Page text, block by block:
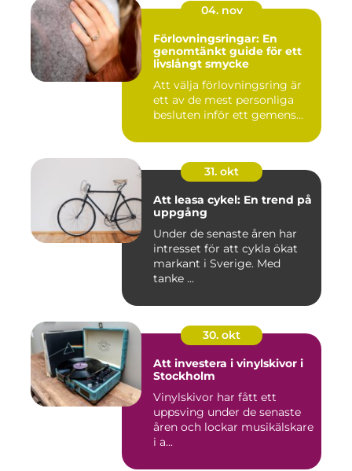
04. nov
Förlovningsringar: En
genomtänkt guide för ett
livslångt smycke
Att välja förlovningsring är
ett av de mest personliga
besluten inför ett gemens...
31. okt
Att leasa cykel: En trend på
uppgång
Under de senaste åren har
intresset för att cykla ökat
markant i Sverige. Med
tanke ...
30. okt
Att investera i vinylskivor i
Stockholm
Vinylskivor har fått ett
uppsving under de senaste
åren och lockar musikälskare
i a...